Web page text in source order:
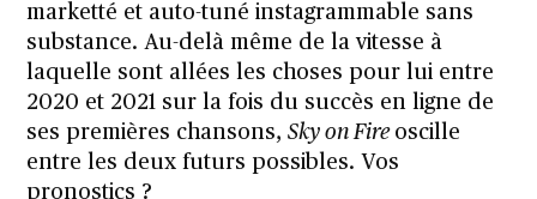
marketté et auto-tuné instagrammable sans
substance. Au-delà même de la vitesse à
laquelle sont allées les choses pour lui entre
2020 et 2021 sur la fois du succès en ligne de
ses premières chansons,Sky on Fire oscille
entre les deux futurs possibles. Vos
pronostics ?